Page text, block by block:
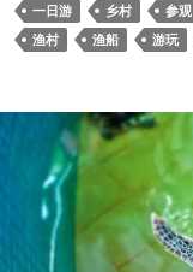
一日游
乡村 参观
渔村
渔船 游玩